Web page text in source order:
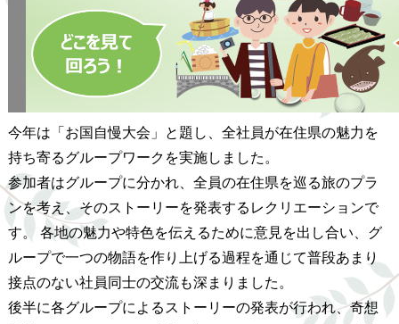
今年は「お国自慢大会」と題し、全社員が在住県の魅力を
持ち寄るグループワークを実施しました。
参加者はグループに分かれ、全員の在住県を巡る旅のプラ
ンを考え、そのストーリーを発表するレクリエーションで
す。 各地の魅力や特色を伝えるために意見を出し合い、グ
ループで一つの物語を作り上げる過程を通じて普段あまり
接点のない社員同士の交流も深まりました。
後半に各グループによるストーリーの発表が行われ、奇想